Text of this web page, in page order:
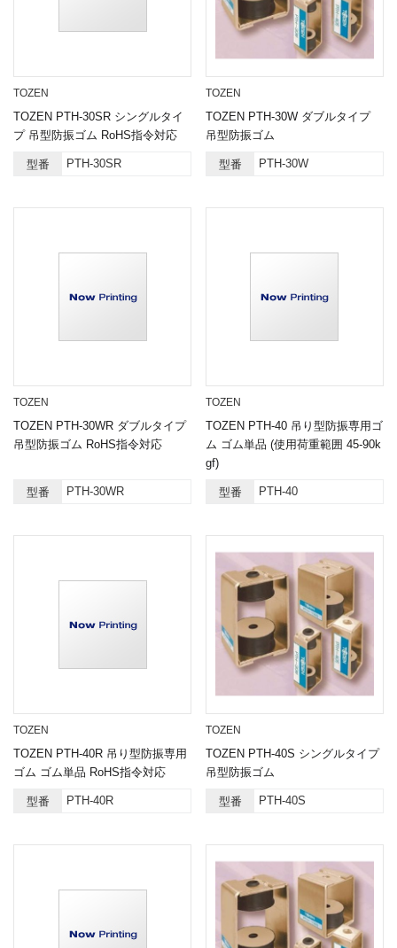
TOZEN
TOZEN PTH-30SR シングルタイ
プ 吊型防振ゴム RoHS指令対応
型番 PTH-30SR
TOZEN
TOZEN PTH-30W ダブルタイプ
吊型防振ゴム
型番 PTH-30W
TOZEN
TOZEN PTH-30WR ダブルタイプ
吊型防振ゴム RoHS指令対応
型番 PTH-30WR
TOZEN
TOZEN PTH-40 吊り型防振専用ゴ
ム ゴム単品 (使用荷重範囲 45-90k
gf)
型番 PTH-40
TOZEN
TOZEN PTH-40R 吊り型防振専用
ゴム ゴム単品 RoHS指令対応
型番 PTH-40R
TOZEN
TOZEN PTH-40S シングルタイプ
吊型防振ゴム
型番 PTH-40S